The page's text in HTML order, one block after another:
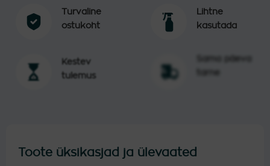
Turvaline
ostukoht
Lihtne
kasutada
Kestev
tulemus
Sama päeva
tarne
Toote üksikasjad ja ülevaated